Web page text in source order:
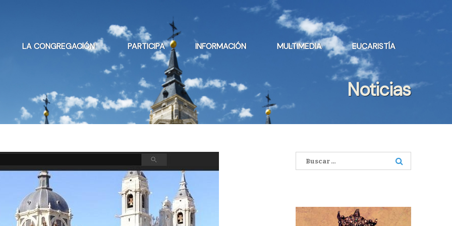
LA CONGREGACIÓN PARTICIPA INFORMACIÓN MULTIMEDIA EUCARISTÍA
Noticias
Buscar: